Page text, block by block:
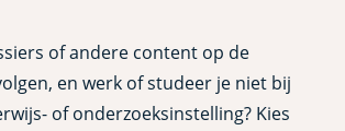
of andere content op de
en werk of studeer je niet bij
of onderzoeksinstelling? Kies